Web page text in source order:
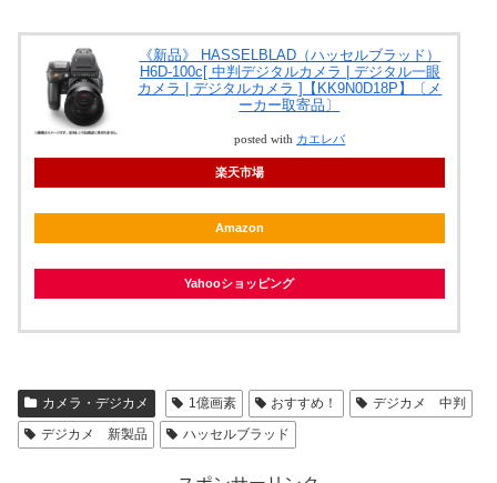
《新品》 HASSELBLAD（ハッセルブラッド）
H6D-100c[ 中判デジタルカメラ | デジタル一眼
カメラ | デジタルカメラ ]【KK9N0D18P】〔メ
ーカー取寄品〕
posted with カエレバ
楽天市場
Amazon
Yahooショッピング
カメラ・デジカメ 1億画素 おすすめ！
デジカメ 中判
デジカメ 新製品
ハッセルブラッド